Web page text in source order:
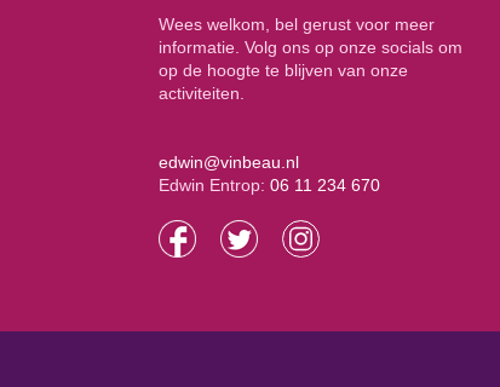
Wees welkom, bel gerust voor meer
informatie. Volg ons op onze socials om
op de hoogte te blijven van onze
activiteiten.
edwin@vinbeau.nl
Edwin Entrop: 06 11 234 670